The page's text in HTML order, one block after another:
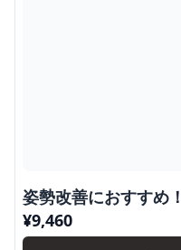
姿勢改善におすすめ
¥9,460